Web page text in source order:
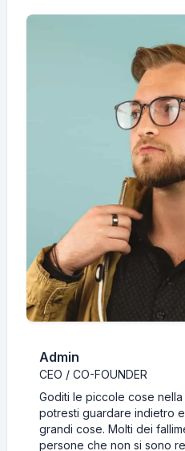
Admin
CEO / CO-FOUNDER
Goditi le piccole cose nella
potresti guardare indietro
grandi cose. Molti dei
persone che non si sono